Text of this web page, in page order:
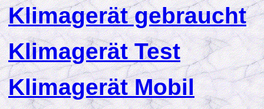
Klimagerät gebraucht
Klimagerät Test
Klimagerät Mobil